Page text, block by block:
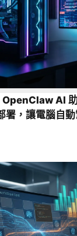
OpenClaw AI
署，讓電腦自動